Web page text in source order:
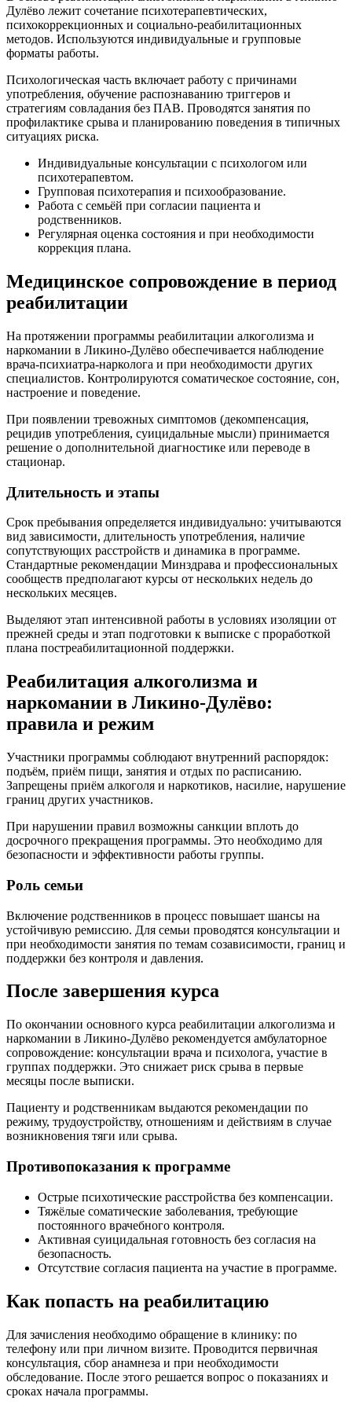
Дулёво лежит сочетание психотерапевтических,
психокоррекционных и социально-реабилитационных
методов. Используются индивидуальные и групповые
форматы работы.
Психологическая часть включает работу с причинами
употребления, обучение распознаванию триггеров и
стратегиям совладания без ПАВ. Проводятся занятия по
профилактике срыва и планированию поведения в типичных
ситуациях риска.
Индивидуальные консультации с психологом или
психотерапевтом.
Групповая психотерапия и психообразование.
Работа с семьёй при согласии пациента и
родственников.
Регулярная оценка состояния и при необходимости
коррекция плана.
Медицинское сопровождение в период
реабилитации
На протяжении программы реабилитации алкоголизма и
наркомании в Ликино-Дулёво обеспечивается наблюдение
врача-психиатра-нарколога и при необходимости других
специалистов. Контролируются соматическое состояние, сон,
настроение и поведение.
При появлении тревожных симптомов (декомпенсация,
рецидив употребления, суицидальные мысли) принимается
решение о дополнительной диагностике или переводе в
стационар.
Длительность и этапы
Срок пребывания определяется индивидуально: учитываются
вид зависимости, длительность употребления, наличие
сопутствующих расстройств и динамика в программе.
Стандартные рекомендации Минздрава и профессиональных
сообществ предполагают курсы от нескольких недель до
нескольких месяцев.
Выделяют этап интенсивной работы в условиях изоляции от
прежней среды и этап подготовки к выписке с проработкой
плана постреабилитационной поддержки.
Реабилитация алкоголизма и
наркомании в Ликино-Дулёво:
правила и режим
Участники программы соблюдают внутренний распорядок:
подъём, приём пищи, занятия и отдых по расписанию.
Запрещены приём алкоголя и наркотиков, насилие, нарушение
границ других участников.
При нарушении правил возможны санкции вплоть до
досрочного прекращения программы. Это необходимо для
безопасности и эффективности работы группы.
Роль семьи
Включение родственников в процесс повышает шансы на
устойчивую ремиссию. Для семьи проводятся консультации и
при необходимости занятия по темам созависимости, границ и
поддержки без контроля и давления.
После завершения курса
По окончании основного курса реабилитации алкоголизма и
наркомании в Ликино-Дулёво рекомендуется амбулаторное
сопровождение: консультации врача и психолога, участие в
группах поддержки. Это снижает риск срыва в первые
месяцы после выписки.
Пациенту и родственникам выдаются рекомендации по
режиму, трудоустройству, отношениям и действиям в случае
возникновения тяги или срыва.
Противопоказания к программе
Острые психотические расстройства без компенсации.
Тяжёлые соматические заболевания, требующие
постоянного врачебного контроля.
Активная суицидальная готовность без согласия на
безопасность.
Отсутствие согласия пациента на участие в программе.
Как попасть на реабилитацию
Для зачисления необходимо обращение в клинику: по
телефону или при личном визите. Проводится первичная
консультация, сбор анамнеза и при необходимости
обследование. После этого решается вопрос о показаниях и
сроках начала программы.